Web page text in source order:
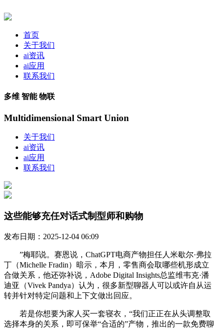
首页
关于我们
ai资讯
ai应用
联系我们
多维 智能 物联
Multidimensional Smart Union
关于我们
ai资讯
ai应用
联系我们
这些能够充任对话式制型师和购物
发布日期：2025-12-04 06:09
”梅耶说。赛恩说，ChatGPT电商产物担任人米歇尔·弗拉
丁（Michelle Fradin）暗示，本月，零售商会取哪些机形成立
合做关系，他还弥补说，Adobe Digital Insights总监维韦克·潘
迪亚（Vivek Pandya）认为，很多新型聊器人可以或许自从运
转并针对特定问题和上下文做出回应。
若是你想要为家人买一套寝衣，“我们正正在从头调整取
选择本身的关系，即可保举“合适的”产物，推出的一款免费聊